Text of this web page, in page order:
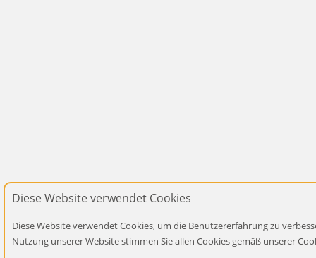
Diese Website verwendet Cookies
Diese Website verwendet Cookies, um die Benutzererfahrung zu
Nutzung unserer Website stimmen Sie allen Cookies gemäß unserer